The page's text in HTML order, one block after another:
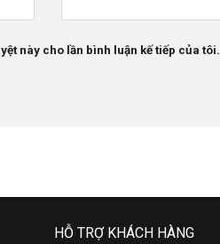
này cho lần bình luận kế tiếp của tôi.
HỖ TRỢ KHÁCH HÀNG